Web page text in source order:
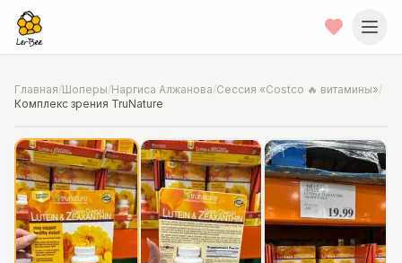
Главная/Шоперы/Наргиса Алжанова/Сессия «Costco 🔥 витамины»/
Комплекс зрения TruNature
📍Фото от шопера·Chicago